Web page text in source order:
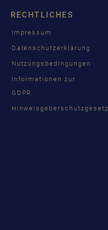
ČEŠTINA
中国
RECHTLICHES
Impressum
Datenschutzerklärung
Nutzungsbedingungen
Informationen zur
GDPR
Hinweisgeberschutzgesetz